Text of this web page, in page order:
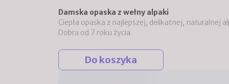
Damska opaska z wełny alpaki
Ciepła opaska z najlepszej, delikatnej, naturalnej
Dobra od 7 roku życia.
Do koszyka